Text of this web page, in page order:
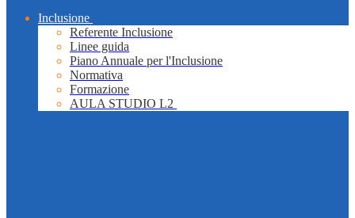
Inclusione
Referente Inclusione
Linee guida
Piano Annuale per l'Inclusione
Normativa
Formazione
AULA STUDIO L2